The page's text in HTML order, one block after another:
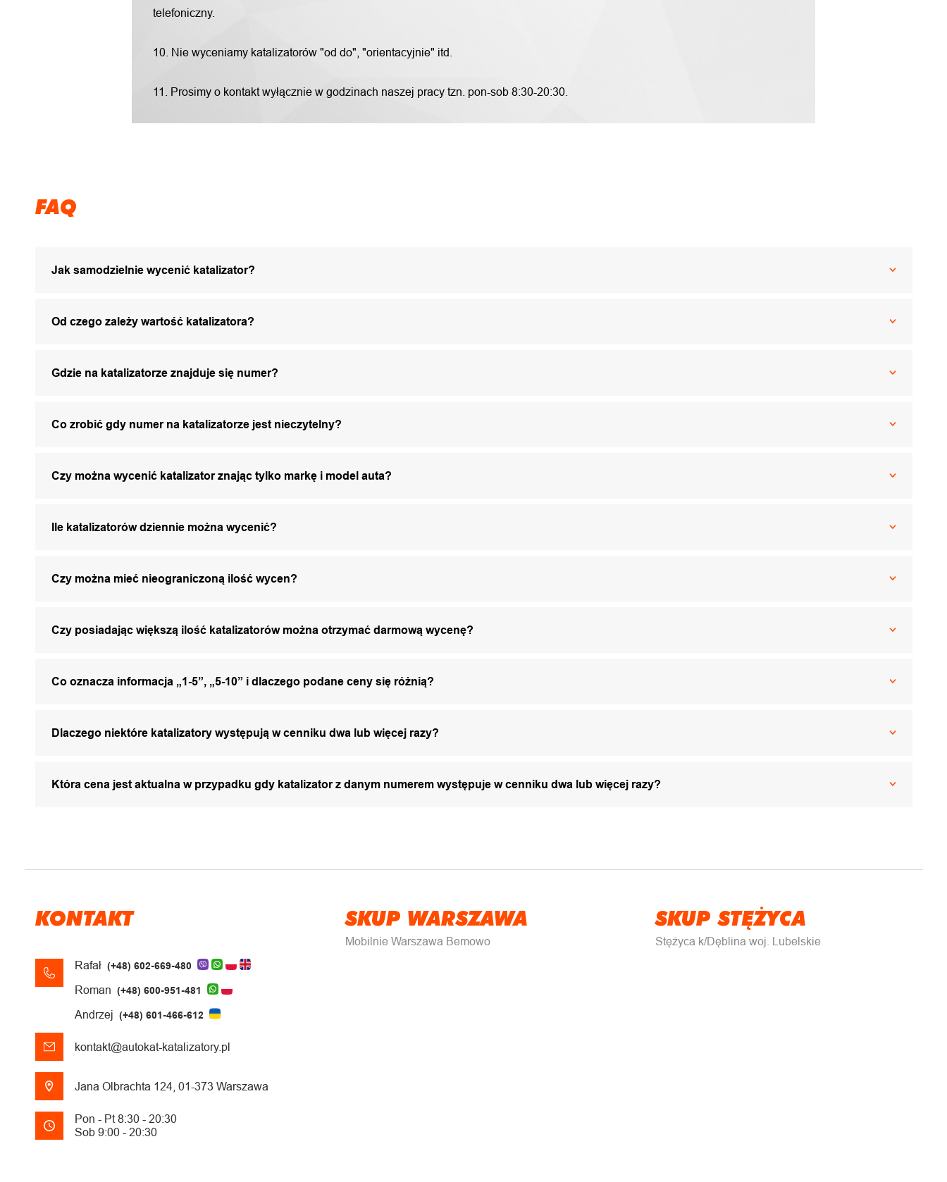
telefoniczny.
10. Nie wyceniamy katalizatorów "od do", "orientacyjnie" itd.
11. Prosimy o kontakt wyłącznie w godzinach naszej pracy tzn. pon-sob 8:30-20:30.
FAQ
Jak samodzielnie wycenić katalizator?
Od czego zależy wartość katalizatora?
Gdzie na katalizatorze znajduje się numer?
Co zrobić gdy numer na katalizatorze jest nieczytelny?
Czy można wycenić katalizator znając tylko markę i model auta?
Ile katalizatorów dziennie można wycenić?
Czy można mieć nieograniczoną ilość wycen?
Czy posiadając większą ilość katalizatorów można otrzymać darmową wycenę?
Co oznacza informacja „1-5”, „5-10” i dlaczego podane ceny się różnią?
Dlaczego niektóre katalizatory występują w cenniku dwa lub więcej razy?
Która cena jest aktualna w przypadku gdy katalizator z danym numerem występuje w cenniku dwa lub więcej razy?
KONTAKT
Rafał (+48) 602-669-480
Roman (+48) 600-951-481
Andrzej (+48) 601-466-612
kontakt@autokat-katalizatory.pl
Jana Olbrachta 124, 01-373 Warszawa
Pon - Pt 8:30 - 20:30
Sob 9:00 - 20:30
SKUP WARSZAWA
Mobilnie Warszawa Bemowo
SKUP STĘŻYCA
Stężyca k/Dęblina woj. Lubelskie